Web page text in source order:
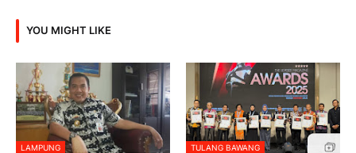
YOU MIGHT LIKE
LAMPUNG TULANG BAWANG